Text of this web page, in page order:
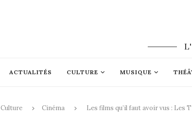
ACTUALITÉS CULTURE MUSIQUE
Culture Cinéma Les films qu’il faut avoir vus : Les